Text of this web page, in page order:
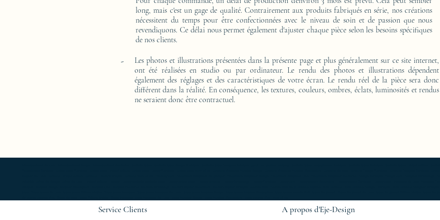
long, mais c'est un gage de qualité. Contrairement aux produits fabriqués en série, nos créations
nécessitent du temps pour être confectionnées avec le niveau de soin et de passion que nous
revendiquons. Ce délai nous permet également d'ajuster chaque pièce selon les besoins spécifiques
de nos clients.
-
Les photos et illustrations présentées dans la présente page et plus généralement sur ce site internet,
ont été réalisées en studio ou par ordinateur. Le rendu des photos et illustrations dépendent
également des réglages et des caractéristiques de votre écran. Le rendu réel de la pièce sera donc
différent dans la réalité. En conséquence, les textures, couleurs, ombres, éclats, luminosités et rendus
ne seraient donc être contractuel.
Service Clients A propos d'Eje-Design